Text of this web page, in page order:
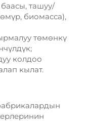
ташуу/
биомасса),
төмөнкү
колдоо
кылат.